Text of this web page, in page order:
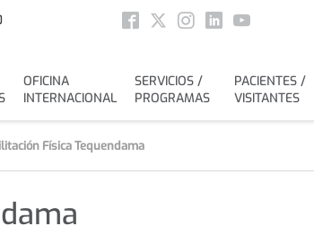
Social
OFICINA
INTERNACIONAL
SERVICIOS /
PROGRAMAS
PACIENTES /
VISITANTES
Física Tequendama